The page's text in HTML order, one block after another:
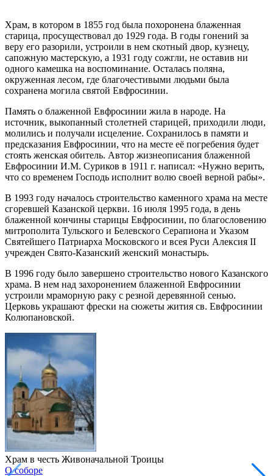
Храм, в котором в 1855 год была похоронена блаженная
старица, просуществовал до 1929 года. В годы гонений за
веру его разорили, устроили в нем скотный двор, кузнецу,
сапожную мастерскую, а 1931 году сожгли, не оставив ни
одного камешка на воспоминание. Осталась поляна,
окруженная лесом, где благочестивыми людьми была
сохранена могила святой Евфросинии.
Память о блаженной Евфросинии жила в народе. На
источник, выкопанный столетней старицей, приходили люди,
молились и получали исцеление. Сохранилось в памяти и
предсказания Евфросинии, что на месте её погребения будет
стоять женская обитель. Автор жизнеописания блаженной
Евфросинии И.М. Суриков в 1911 г. написал: «Нужно верить,
что со временем Господь исполнит волю своей верной рабы».
В 1993 году началось строительство каменного храма на месте
сгоревшей Казанской церкви. 16 июля 1995 года, в день
блаженной кончины старицы Евфросинии, по благословению
митрополита Тульского и Белевского Серапиона и Указом
Святейшего Патриарха Московского и всея Руси Алексия II
учрежден Свято-Казанский женский монастырь.
В 1996 году было завершено строительство нового Казанского
храма. В нем над захоронением блаженной Евфросинии
устроили мраморную раку с резной деревянной сенью.
Церковь украшают фрески на сюжеты жития св. Евфросинии
Колюпановской.
Храм в честь Живоначальной Троицы
О соборе